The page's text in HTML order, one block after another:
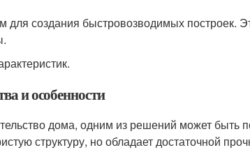
создания быстровозводимых построек.
и особенности
дома, одним из решений может быть
структуру, но обладает достаточной